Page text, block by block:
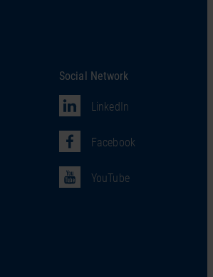
Social Network
LinkedIn
Facebook
YouTube